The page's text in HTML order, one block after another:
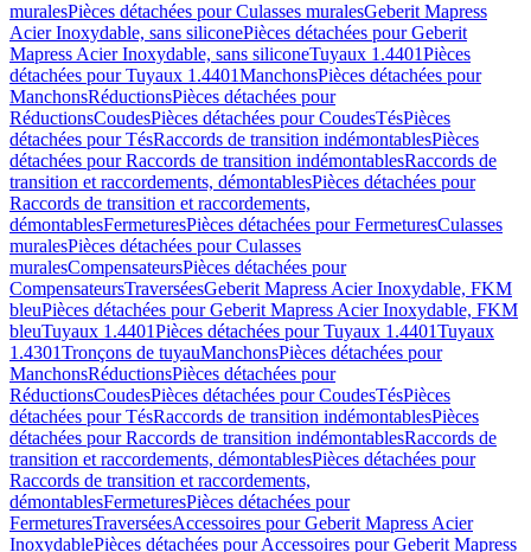
muralesPièces détachées pour Culasses muralesGeberit Mapress
Acier Inoxydable, sans siliconePièces détachées pour Geberit
Mapress Acier Inoxydable, sans siliconeTuyaux 1.4401Pièces
détachées pour Tuyaux 1.4401ManchonsPièces détachées pour
ManchonsRéductionsPièces détachées pour
RéductionsCoudesPièces détachées pour CoudesTésPièces
détachées pour TésRaccords de transition indémontablesPièces
détachées pour Raccords de transition indémontablesRaccords de
transition et raccordements, démontablesPièces détachées pour
Raccords de transition et raccordements,
démontablesFermeturesPièces détachées pour FermeturesCulasses
muralesPièces détachées pour Culasses
muralesCompensateursPièces détachées pour
CompensateursTraverséesGeberit Mapress Acier Inoxydable, FKM
bleuPièces détachées pour Geberit Mapress Acier Inoxydable, FKM
bleuTuyaux 1.4401Pièces détachées pour Tuyaux 1.4401Tuyaux
1.4301Tronçons de tuyauManchonsPièces détachées pour
ManchonsRéductionsPièces détachées pour
RéductionsCoudesPièces détachées pour CoudesTésPièces
détachées pour TésRaccords de transition indémontablesPièces
détachées pour Raccords de transition indémontablesRaccords de
transition et raccordements, démontablesPièces détachées pour
Raccords de transition et raccordements,
démontablesFermeturesPièces détachées pour
FermeturesTraverséesAccessoires pour Geberit Mapress Acier
InoxydablePièces détachées pour Accessoires pour Geberit Mapress